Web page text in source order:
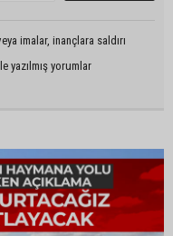
imalar, inançlara saldırı
yazılmış yorumlar